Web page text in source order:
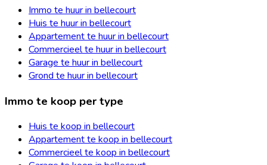
Immo te huur in bellecourt
Huis te huur in bellecourt
Appartement te huur in bellecourt
Commercieel te huur in bellecourt
Garage te huur in bellecourt
Grond te huur in bellecourt
Immo te koop per type
Huis te koop in bellecourt
Appartement te koop in bellecourt
Commercieel te koop in bellecourt